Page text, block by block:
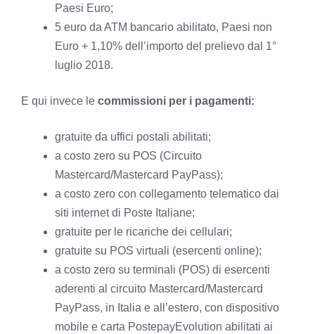
Paesi Euro;
5 euro da ATM bancario abilitato, Paesi non
Euro + 1,10% dell’importo del prelievo dal 1°
luglio 2018.
E qui invece le commissioni per i pagamenti:
gratuite da uffici postali abilitati;
a costo zero su POS (Circuito
Mastercard/Mastercard PayPass);
a costo zero con collegamento telematico dai
siti internet di Poste Italiane;
gratuite per le ricariche dei cellulari;
gratuite su POS virtuali (esercenti online);
a costo zero su terminali (POS) di esercenti
aderenti al circuito Mastercard/Mastercard
PayPass, in Italia e all’estero, con dispositivo
mobile e carta PostepayEvolution abilitati ai